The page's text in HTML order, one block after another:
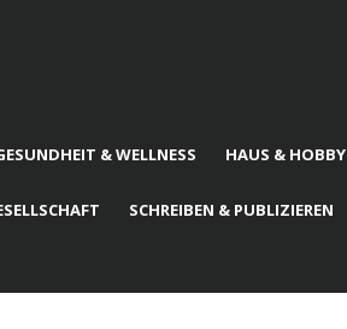
& WELLNESS HAUS & HOBBY
SCHREIBEN & PUBLIZIEREN